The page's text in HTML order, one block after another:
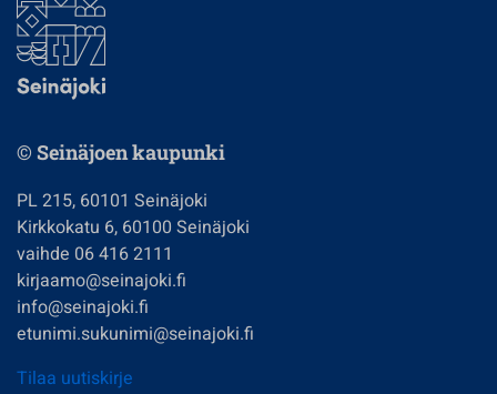
© Seinäjoen kaupunki
PL 215, 60101 Seinäjoki
Kirkkokatu 6, 60100 Seinäjoki
vaihde 06 416 2111
kirjaamo@seinajoki.fi
info@seinajoki.fi
etunimi.sukunimi@seinajoki.fi
Tilaa uutiskirje